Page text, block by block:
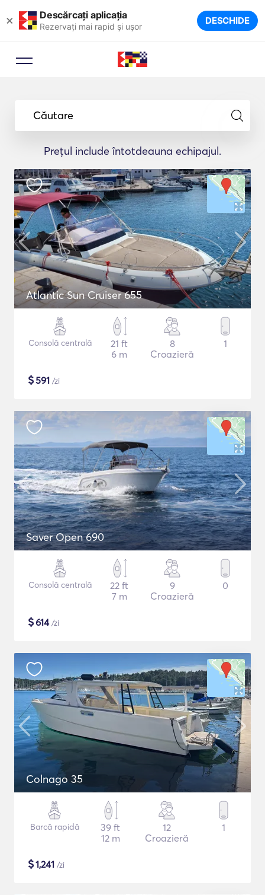
× Descărcați aplicația
Rezervați mai rapid și ușor DESCHIDE
Căutare
Prețul include întotdeauna echipajul.
Atlantic Sun Cruiser 655
Consolă centrală
21 ft
6 m
8
Croazieră
1
$591 /zi
Saver Open 690
Consolă centrală
22 ft
7 m
9
Croazieră
0
$614/zi
Colnago 35
Barcă rapidă
39 ft
12 m
12
Croazieră
1
$1,241 /zi